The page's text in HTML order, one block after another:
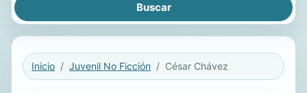
Inicio Juvenil No Ficción César Chávez